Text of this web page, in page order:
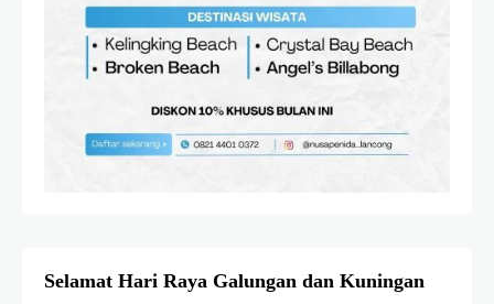
Selamat Hari Raya Galungan dan Kuningan